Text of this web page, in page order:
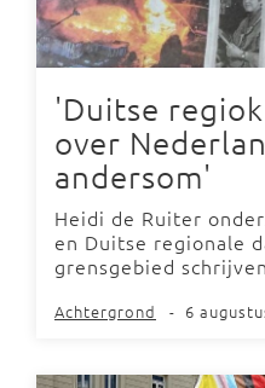
'Duitse
over
andersom'
Heidi de Ruiter
en Duitse regionale
grensgebied
Achtergrond - 6